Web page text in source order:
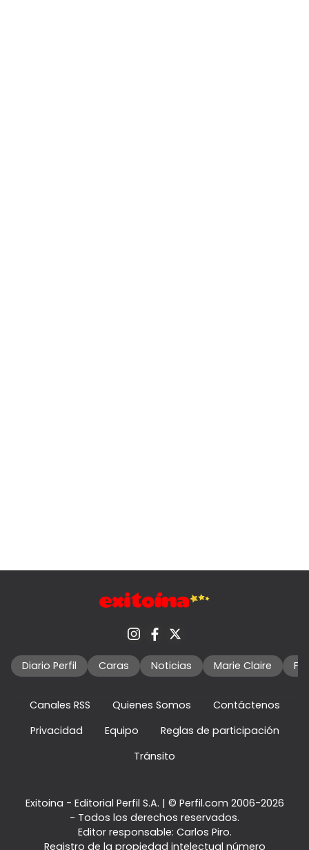
Diario Perfil Caras Noticias Marie Claire
Canales RSS Quienes Somos
Contáctenos
Privacidad
Equipo
Reglas de participación
Tránsito
Exitoina - Editorial Perfil S.A. | © Perfil.com 2006-2026
- Todos los derechos reservados.
Editor responsable: Carlos Piro.
Registro de la propiedad intelectual número